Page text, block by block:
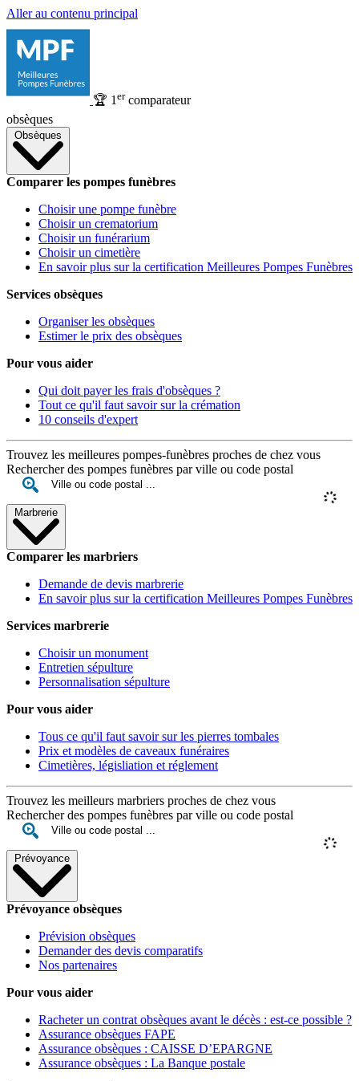
Aller au contenu principal
🏆 1 ercomparateur
obsèques
Obsèques
Comparer les pompes funèbres
Choisir une pompe funèbre
Choisir un crematorium
Choisir un funérarium
Choisir un cimetière
En savoir plus sur la certification Meilleures Pompes Funèbres
Services obsèques
Organiser les obsèques
Estimer le prix des obsèques
Pour vous aider
Qui doit payer les frais d'obsèques ?
Tout ce qu'il faut savoir sur la crémation
10 conseils d'expert
Trouvez les meilleures pompes-funèbres proches de chez vous
Rechercher des pompes funèbres par ville ou code postal
Marbrerie
Comparer les marbriers
Demande de devis marbrerie
En savoir plus sur la certification Meilleures Pompes Funèbres
Services marbrerie
Choisir un monument
Entretien sépulture
Personnalisation sépulture
Pour vous aider
Tous ce qu'il faut savoir sur les pierres tombales
Prix et modèles de caveaux funéraires
Cimetières, législiation et réglement
Trouvez les meilleurs marbriers proches de chez vous
Rechercher des pompes funèbres par ville ou code postal
Prévoyance
Prévoyance obsèques
Prévision obsèques
Demander des devis comparatifs
Nos partenaires
Pour vous aider
Racheter un contrat obsèques avant le décès : est-ce possible ?
Assurance obsèques FAPE
Assurance obsèques : CAISSE D’EPARGNE
Assurance obsèques : La Banque postale